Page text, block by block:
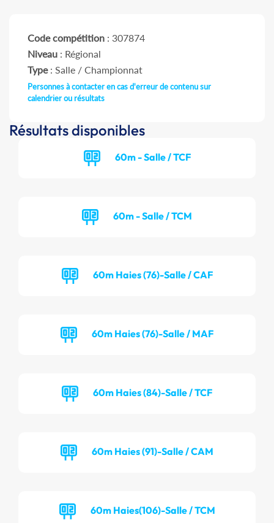
Code compétition : 307874
Niveau : Régional
Type: Salle / Championnat
Personnes à contacter en cas d'erreur de contenu sur
calendrier ou résultats
Résultats disponibles
60m - Salle / TCF
60m - Salle / TCM
60m Haies (76)-Salle / CAF
60m Haies (76)-Salle / MAF
60m Haies (84)-Salle / TCF
60m Haies (91)-Salle / CAM
60m Haies(106)-Salle / TCM